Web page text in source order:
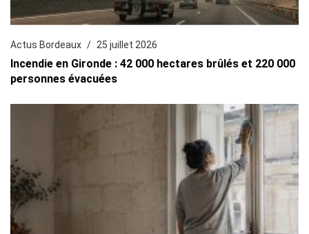
Actus Bordeaux 25 juillet 2026
Incendie en Gironde : 42 000 hectares brûlés et 220 000
personnes évacuées